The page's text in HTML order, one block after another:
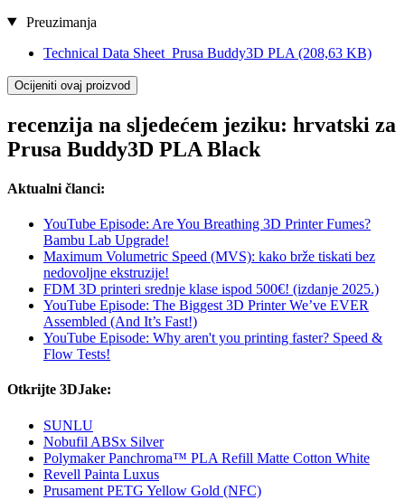
Preuzimanja
Technical Data Sheet_Prusa Buddy3D PLA (208,63 KB)
Ocijeniti ovaj proizvod
recenzija na sljedećem jeziku: hrvatski za
Prusa Buddy3D PLA Black
Aktualni članci:
YouTube Episode: Are You Breathing 3D Printer Fumes?
Bambu Lab Upgrade!
Maximum Volumetric Speed (MVS): kako brže tiskati bez
nedovoljne ekstruzije!
FDM 3D printeri srednje klase ispod 500€! (izdanje 2025.)
YouTube Episode: The Biggest 3D Printer We’ve EVER
Assembled (And It’s Fast!)
YouTube Episode: Why aren't you printing faster? Speed &
Flow Tests!
Otkrijte 3DJake:
SUNLU
Nobufil ABSx Silver
Polymaker Panchroma™ PLA Refill Matte Cotton White
Revell Painta Luxus
Prusament PETG Yellow Gold (NFC)